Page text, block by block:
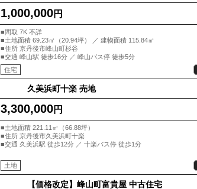
1,000,000円
■間取 7K 不詳
■土地面積 69.23㎡（20.94坪） ／ 建物面積 115.84㎡
■住所 京丹後市峰山町杉谷
■交通 峰山駅 徒歩16分 ／ 峰山バス停 徒歩5分
住宅
久美浜町十楽 売地
3,300,000円
■土地面積 221.11㎡（66.88坪）
■住所 京丹後市久美浜町十楽
■交通 久美浜駅 徒歩12分 ／ 十楽バス停 徒歩1分
土地
【価格改定】峰山町富貴屋 中古住宅